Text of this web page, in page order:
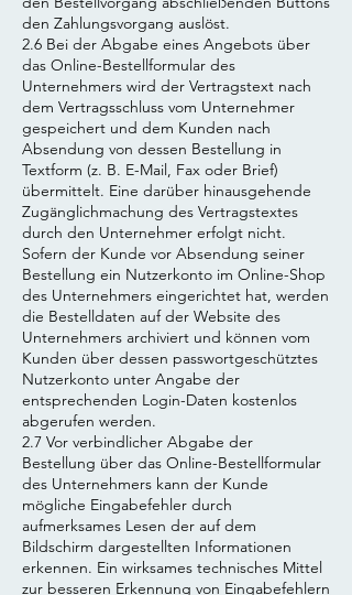
den Zahlungsvorgang auslöst.
2.6 Bei der Abgabe eines Angebots über
das Online-Bestellformular des
Unternehmers wird der Vertragstext nach
dem Vertragsschluss vom Unternehmer
gespeichert und dem Kunden nach
Absendung von dessen Bestellung in
Textform (z. B. E-Mail, Fax oder Brief)
übermittelt. Eine darüber hinausgehende
Zugänglichmachung des Vertragstextes
durch den Unternehmer erfolgt nicht.
Sofern der Kunde vor Absendung seiner
Bestellung ein Nutzerkonto im Online-Shop
des Unternehmers eingerichtet hat, werden
die Bestelldaten auf der Website des
Unternehmers archiviert und können vom
Kunden über dessen passwortgeschütztes
Nutzerkonto unter Angabe der
entsprechenden Login-Daten kostenlos
abgerufen werden.
2.7 Vor verbindlicher Abgabe der
Bestellung über das Online-Bestellformular
des Unternehmers kann der Kunde
mögliche Eingabefehler durch
aufmerksames Lesen der auf dem
Bildschirm dargestellten Informationen
erkennen. Ein wirksames technisches Mittel
zur besseren Erkennung von Eingabefehlern